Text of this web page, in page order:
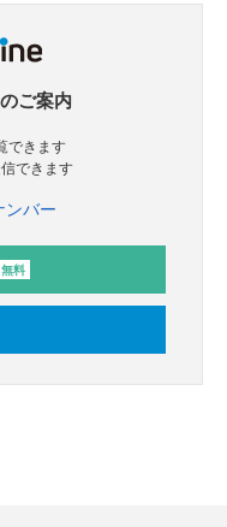
のご案内
できます
できます
ンバー
無料